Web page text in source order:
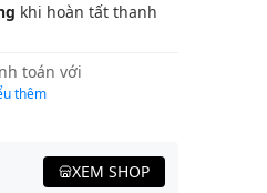
khi hoàn tất thanh
toán với
thêm
XEM SHOP